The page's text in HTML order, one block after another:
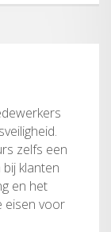
zelfs een
klanten
en het
eisen voor